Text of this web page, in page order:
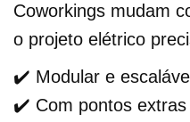
Coworkings mudam
o projeto elétrico
✔️ Modular e escalável
✔️ Com pontos